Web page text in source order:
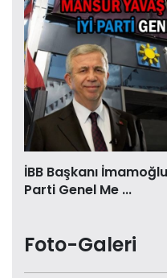
İBB Başkanı
Parti Genel Me ...
Foto-Galeri